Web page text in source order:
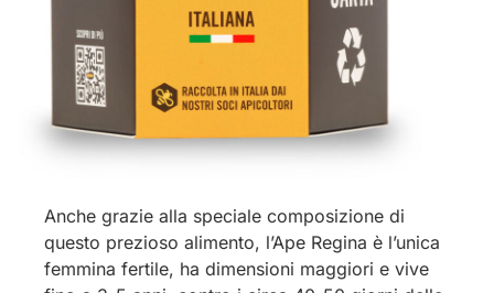
Anche grazie alla speciale composizione di
questo prezioso alimento, l’Ape Regina è l’unica
femmina fertile, ha dimensioni maggiori e vive